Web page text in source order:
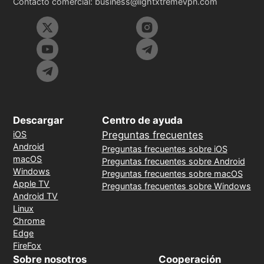
Descargar
iOS
Android
macOS
Windows
Apple TV
Android TV
Linux
Chrome
Edge
FireFox
Centro de ayuda
Preguntas frecuentes
Preguntas frecuentes sobre iOS
Preguntas frecuentes sobre Android
Preguntas frecuentes sobre macOS
Preguntas frecuentes sobre Windows
Sobre nosotros Cooperación